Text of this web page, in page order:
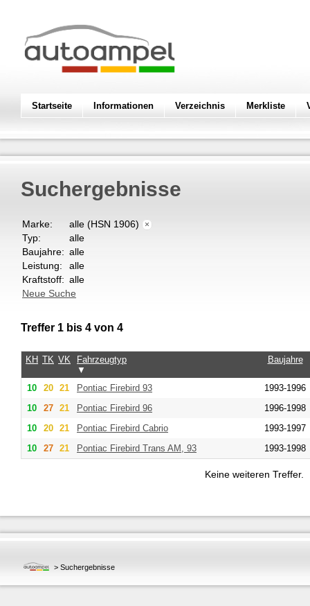
Startseite Informationen Verzeichnis Merkliste
Suchergebnisse
Marke: alle (HSN 1906) ×
Typ:
alle
Baujahre: alle
Leistung:
alle
Kraftstoff: alle
Neue Suche
Treffer 1 bis 4 von 4
KH TK VK
Fahrzeugtyp
▼
Baujahre
10 20 21 Pontiac Firebird 93
1993-1996
10
27 21 Pontiac Firebird 96
1996-1998
10
20 21 Pontiac Firebird Cabrio
1993-1997
10
27 21 Pontiac Firebird Trans AM, 93 1993-1998
Keine weiteren Treffer.
> Suchergebnisse